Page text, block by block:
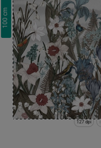
100
cm
127 dpi